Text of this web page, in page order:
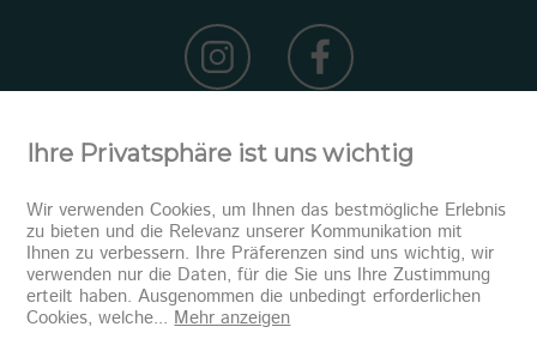
Newsletter abonnieren
Ihre Privatsphäre ist uns wichtig
Wir verwenden Cookies, um Ihnen das bestmögliche Erlebnis
zu bieten und die Relevanz unserer Kommunikation mit
Ihnen zu verbessern. Ihre Präferenzen sind uns wichtig, wir
verwenden nur die Daten, für die Sie uns Ihre Zustimmung
erteilt haben. Ausgenommen die unbedingt erforderlichen
Cookies, welche... Mehr anzeigen